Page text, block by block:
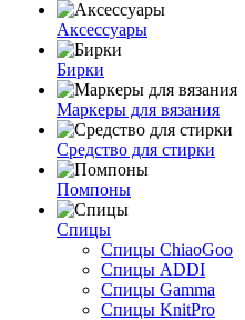
Аксессуары
Бирки
Маркеры для вязания
Средство для стирки
Помпоны
Спицы
Спицы ChiaoGoo
Спицы ADDI
Спицы Gamma
Спицы KnitPro